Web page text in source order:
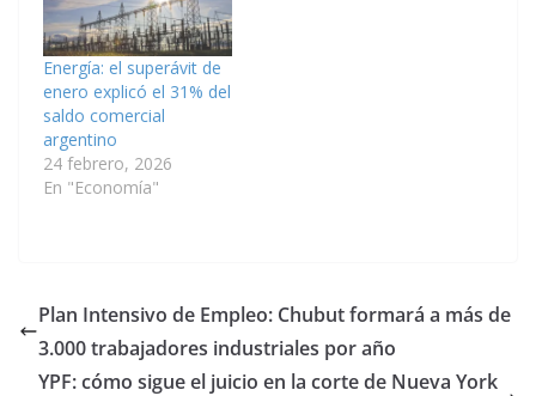
Energía: el superávit de
enero explicó el 31% del
saldo comercial
argentino
24 febrero, 2026
En "Economía"
Plan Intensivo de Empleo: Chubut formará a más de
3.000 trabajadores industriales por año
YPF: cómo sigue el juicio en la corte de Nueva York